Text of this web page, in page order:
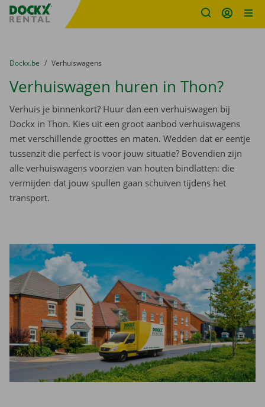
Fratello DEMO
U bevindt zich hier:
van
Dockx.be naar
Verhuiswagens
Verhuiswagen huren in Thon?
Verhuis je binnenkort? Huur dan een verhuiswagen bij
Dockx in Thon. Kies uit een groot aanbod verhuiswagens
met verschillende groottes en maten. Wedden dat er eentje
tussenzit die perfect is voor jouw situatie? Bovendien zijn
alle verhuiswagens voorzien van houten bindlatten: die
vermijden dat jouw spullen gaan schuiven tijdens het
transport.